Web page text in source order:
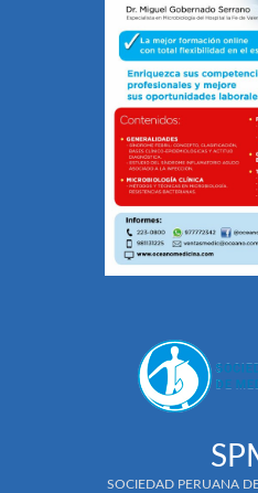
SOCIEDAD PERUANA